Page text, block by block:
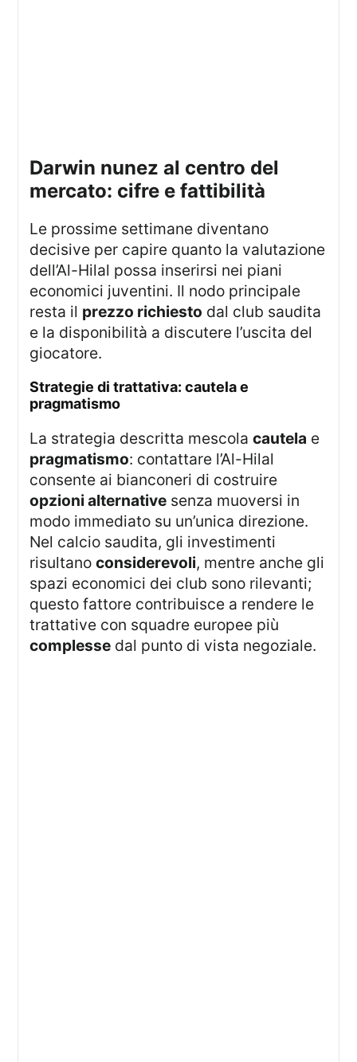
darwin nunez al centro del
mercato: cifre e fattibilità
Le prossime settimane diventano
decisive per capire quanto la valutazione
dell’Al-Hilal possa inserirsi nei piani
economici juventini. Il nodo principale
resta il prezzo richiesto dal club saudita
e la disponibilità a discutere l’uscita del
giocatore.
strategie di trattativa: cautela e
pragmatismo
La strategia descritta mescolacautela e
pragmatismo: contattare l’Al-Hilal
consente ai bianconeri di costruire
opzioni alternative senza muoversi in
modo immediato su un’unica direzione.
Nel calcio saudita, gli investimenti
risultanoconsiderevoli, mentre anche gli
spazi economici dei club sono rilevanti;
questo fattore contribuisce a rendere le
trattative con squadre europee più
complesse dal punto di vista negoziale.